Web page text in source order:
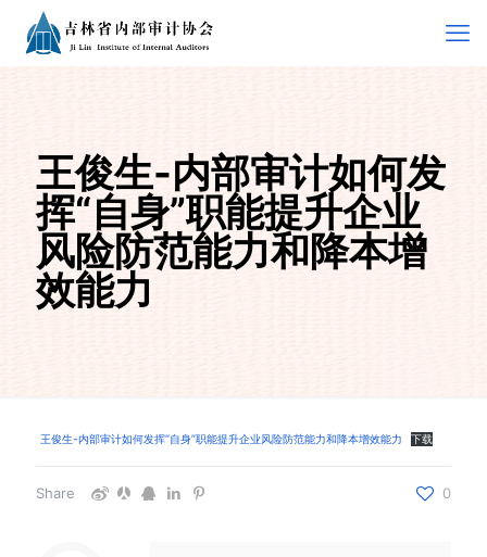
王俊生-内部审计如何发
挥“自身”职能提升企业
风险防范能力和降本增
效能力
王俊生-内部审计如何发挥“自身”职能提升企业风险防范能力和降本增效能力 下载
Share 0